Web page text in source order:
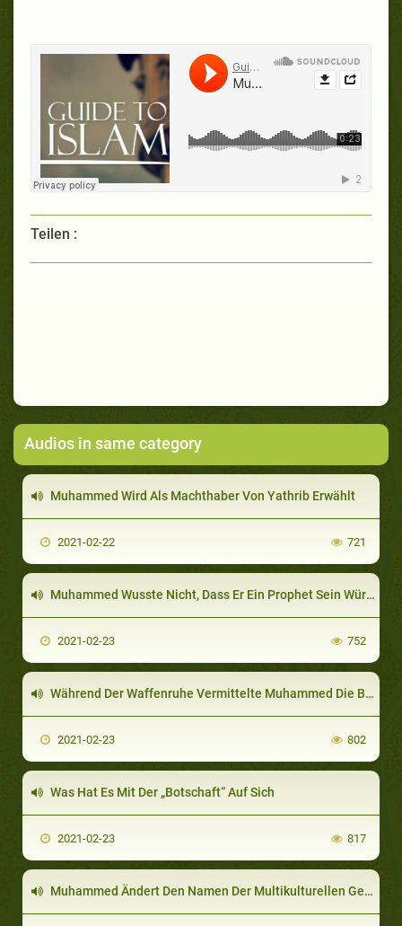
Teilen :
Audios in same category
Muhammed Wird Als Machthaber Von Yathrib Erwählt
2021-02-22 721
Muhammed Wusste Nicht, Dass Er Ein Prophet Sein Würde
2021-02-23 752
Während Der Waffenruhe Vermittelte Muhammed Die Botschaft Gottes In- Und Außerhalb Von Arabien
2021-02-23 802
Was Hat Es Mit Der „Botschaft“ Auf Sich
2021-02-23 817
Muhammed Ändert Den Namen Der Multikulturellen Gesellschaft